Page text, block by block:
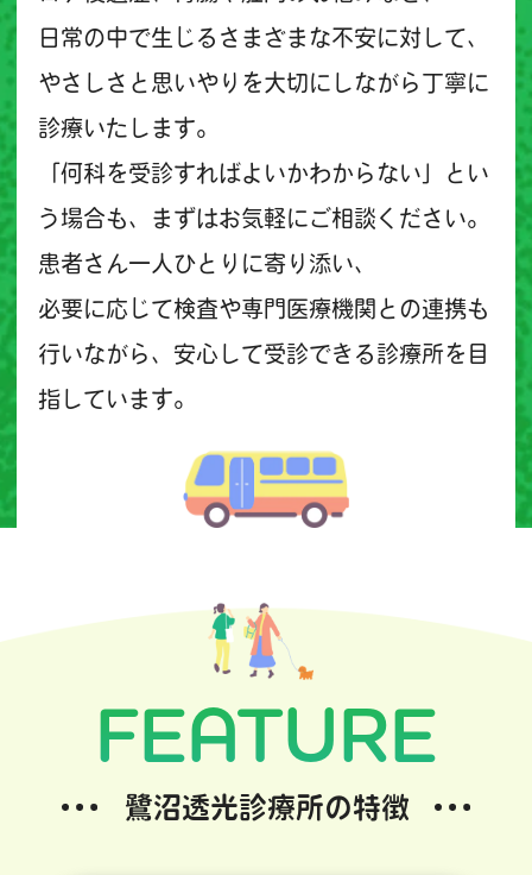
日常の中で生じるさまざまな不安に対して、
やさしさと思いやりを大切にしながら丁寧に
診療いたします。
「何科を受診すればよいかわからない」とい
う場合も、まずはお気軽にご相談ください。
患者さん一人ひとりに寄り添い、
必要に応じて検査や専門医療機関との連携も
行いながら、安心して受診できる診療所を目
指しています。
FEATURE
鷺沼透光診療所の特徴